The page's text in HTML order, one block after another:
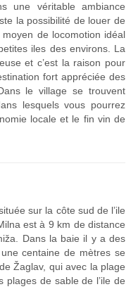
une véritable ambiance
la possibilité de louer de
de locomotion idéal
iles des environs. La
et c’est la raison pour
fort appréciée des
le village se trouvent
lesquels vous pourrez
locale et le fin vin de
sur la côte sud de l’ile
est à 9 km de distance
Dans la baie il y a des
centaine de mètres se
Žaglav, qui avec la plage
plages de sable de l’ile de